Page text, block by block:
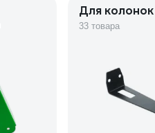
Для колонок
33 товара